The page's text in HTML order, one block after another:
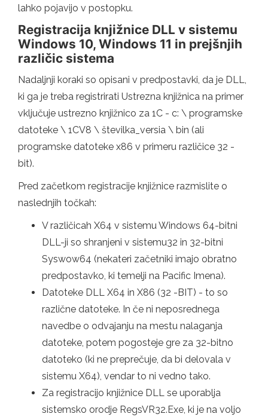
lahko pojavijo v postopku.
Registracija knjižnice DLL v sistemu
Windows 10, Windows 11 in prejšnjih
različic sistema
Nadaljnji koraki so opisani v predpostavki, da je DLL,
ki ga je treba registrirati Ustrezna knjižnica na primer
vključuje ustrezno knjižnico za 1C - c: \ programske
datoteke \ 1CV8 \ številka_versia \ bin (ali
programske datoteke x86 v primeru različice 32 -
bit).
Pred začetkom registracije knjižnice razmislite o
naslednjih točkah:
V različicah X64 v sistemu Windows 64-bitni
DLL-ji so shranjeni v sistemu32 in 32-bitni
Syswow64 (nekateri začetniki imajo obratno
predpostavko, ki temelji na Pacific Imena).
Datoteke DLL X64 in X86 (32 -BIT) - to so
različne datoteke. In če ni neposrednega
navedbe o odvajanju na mestu nalaganja
datoteke, potem pogosteje gre za 32-bitno
datoteko (ki ne preprečuje, da bi delovala v
sistemu X64), vendar to ni vedno tako.
Za registracijo knjižnice DLL se uporablja
sistemsko orodje RegsVR32.Exe, ki je na voljo